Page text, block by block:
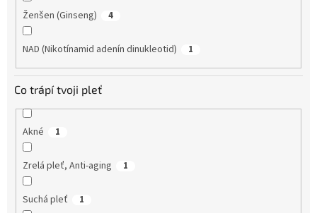
Ženšen (Ginseng) 4
NAD (Nikotínamid adenín dinukleotid) 1
Co trápí tvoji pleť
Akné 1
Zrelá pleť, Anti-aging 1
Suchá pleť 1